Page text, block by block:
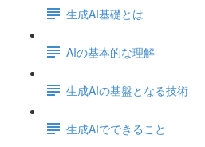
生成AI基礎とは
AIの基本的な理解
生成AIの基盤となる技術
生成AIでできること